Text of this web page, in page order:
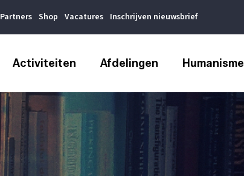
Partners Shop Vacatures Inschrijven nieuwsbrief
Activiteiten Afdelingen Humanisme